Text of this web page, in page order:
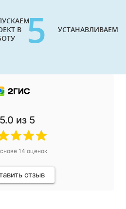
В 5 УСТАНАВЛИВАЕМ
5.0 из 5
14 оценок
отзыв